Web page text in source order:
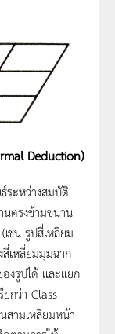
Deduction)
ระหว่างสมบัติ
นตรงข้ามขนาน
ช่น รูปสี่เหลี่ยม
เหลี่ยมมุมฉาก
งรูปได้ และแยก
กว่า Class
สามเหลี่ยมหน้า